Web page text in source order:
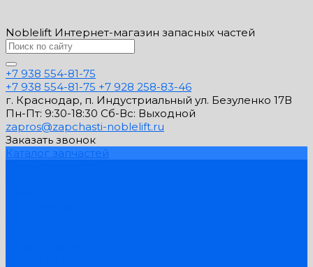
Noblelift Интернет-магазин запасных частей
+7 938 554-81-75
+7 938 554-81-75 +7 928 258-83-46
г. Краснодар, п. Индустриальный ул. Безуленко 17В
Пн-Пт: 9:30-18:30 Cб-Вс: Выходной
zapros@zapchasti-noblelift.ru
Заказать звонок
Каталог запчастей